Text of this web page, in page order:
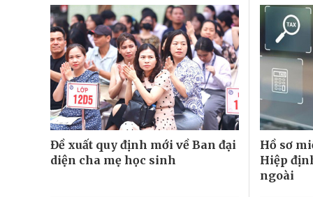
Đề xuất quy định mới về Ban đại
diện cha mẹ học sinh
Hồ sơ
Hiệp
ngoài